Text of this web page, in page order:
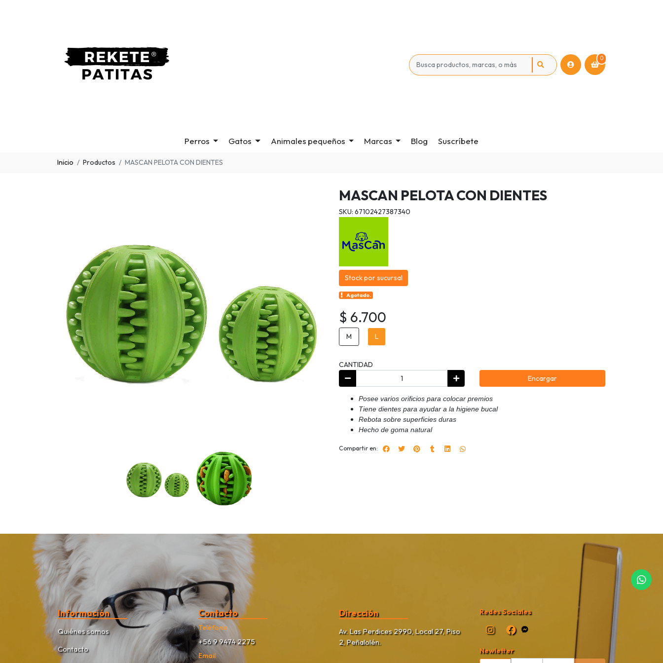
0
Perros Gatos Animales pequeños Marcas Blog Suscríbete
Inicio Productos MASCAN PELOTA CON DIENTES
MASCAN PELOTA CON DIENTES
SKU: 67102427387340
Stock por sucursal
Agotado.
$ 6.700
M L
CANTIDAD
Encargar
Posee varios orificios para colocar premios
Tiene dientes para ayudar a la higiene bucal
Rebota sobre superficies duras
Hecho de goma natural
Compartir en:
Información
Quiénes somos
Contacto
Contacto
Teléfono
+56 9 9474 2275
Email
Dirección
Av. Las Perdices 2990, Local 27, Piso
2, Peñalolén.
Redes Sociales
Newletter